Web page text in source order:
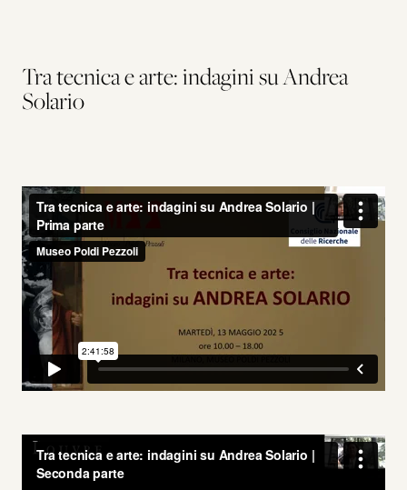
Tra tecnica e arte: indagini su Andrea
Solario